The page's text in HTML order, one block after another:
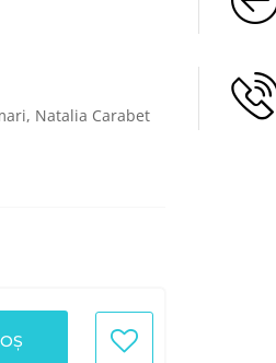
Natalia Carabet